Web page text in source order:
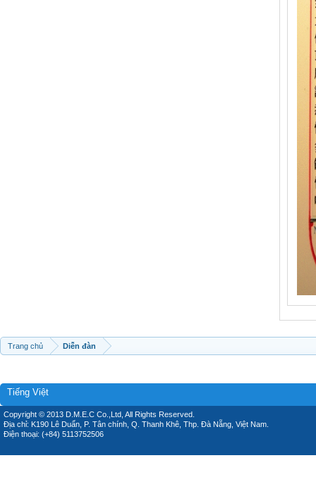
Trang chủ Diễn đàn
Tiếng Việt
Copyright © 2013 D.M.E.C Co.,Ltd, All Rights Reserved.
Địa chỉ: K190 Lê Duẩn, P. Tân chính, Q. Thanh Khê, Thp. Đà Nẵng, Việt Nam.
Điện thoại: (+84) 5113752506